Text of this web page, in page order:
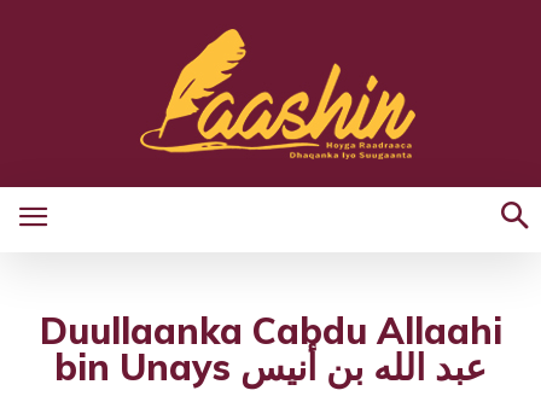
Duullaanka Cabdu Allaahi
bin Unays عبد الله بن أنيس